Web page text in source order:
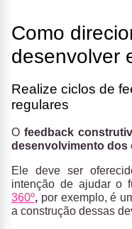
Como
desenvolver
Realize ciclos de
regulares
O feedback
desenvolvimento dos
Ele deve ser
intenção de ajudar o
360º, por exemplo, é
a construção dessas